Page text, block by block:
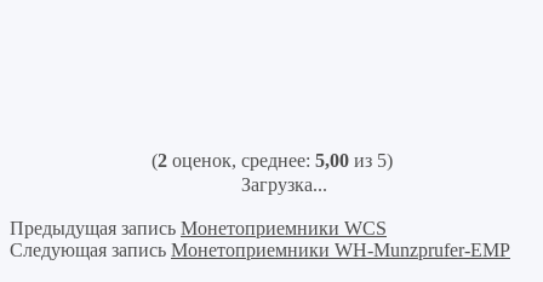
(2оценок, среднее: 5,00из 5)
Загрузка...
Предыдущая запись Монетоприемники WCS
Следующая запись Монетоприемники WH-Munzprufer-EMP